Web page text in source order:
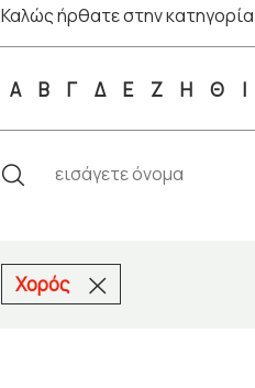
Καλώς ήρθατε στην
Α Β Γ Δ Ε Ζ Η Θ Ι
Χορός